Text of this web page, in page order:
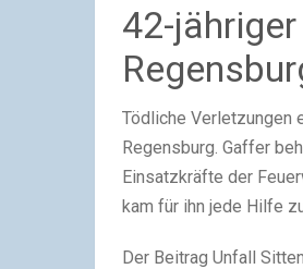
42-
Tödliche Verletzungen
Regensburg. Gaffer
Einsatzkräfte der
kam für ihn jede Hilfe
Der Beitrag Unfall